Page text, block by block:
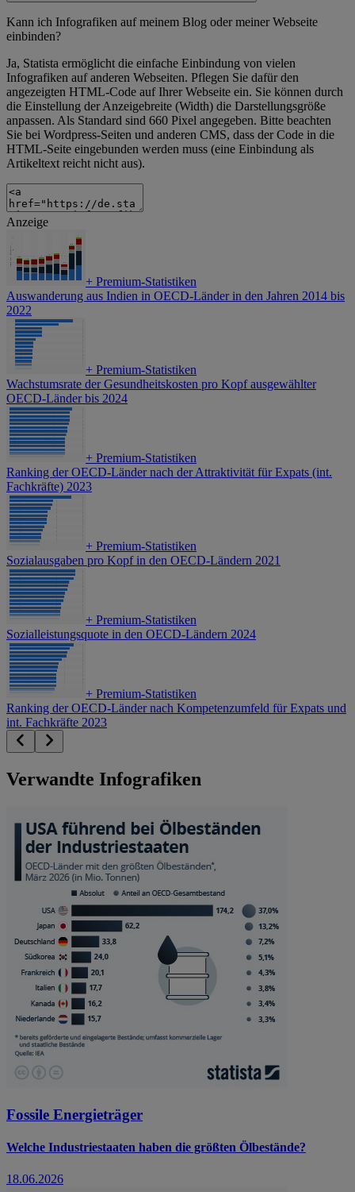
Kann ich Infografiken auf meinem Blog oder meiner Webseite
einbinden?
Ja, Statista ermöglicht die einfache Einbindung von vielen
Infografiken auf anderen Webseiten. Pflegen Sie dafür den
angezeigten HTML-Code auf Ihrer Webseite ein. Sie können durch
die Einstellung der Anzeigebreite (Width) die Darstellungsgröße
anpassen. Als Standard sind 660 Pixel angegeben. Bitte beachten
Sie bei Wordpress-Seiten und anderen CMS, dass der Code in die
HTML-Seite eingebunden werden muss (eine Einbindung als
Artikeltext reicht nicht aus).
Anzeige
+ Premium-Statistiken
Auswanderung aus Indien in OECD-Länder in den Jahren 2014 bis
2022
+ Premium-Statistiken
Wachstumsrate der Gesundheitskosten pro Kopf ausgewählter
OECD-Länder bis 2024
+ Premium-Statistiken
Ranking der OECD-Länder nach der Attraktivität für Expats (int.
Fachkräfte) 2023
+ Premium-Statistiken
Sozialausgaben pro Kopf in den OECD-Ländern 2021
+ Premium-Statistiken
Sozialleistungsquote in den OECD-Ländern 2024
+ Premium-Statistiken
Ranking der OECD-Länder nach Kompetenzumfeld für Expats und
int. Fachkräfte 2023
Verwandte Infografiken
Fossile Energieträger
Welche Industriestaaten haben die größten Ölbestände?
18.06.2026